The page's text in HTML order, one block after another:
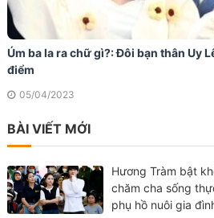
Úm ba la ra chữ gì?: Đôi bạn thân Uy
điểm
05/04/2023
BÀI VIẾT MỚI
Hương Tràm bật
chăm cha sống
phụ hồ nuôi gia